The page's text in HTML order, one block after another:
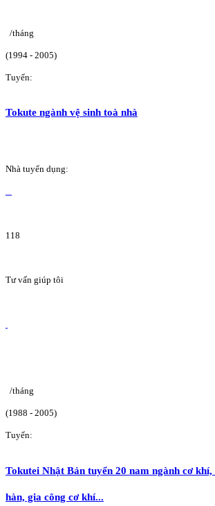
/tháng
(1994 - 2005)
Tuyển:
Tokute ngành vệ sinh toà nhà
Nhà tuyển dụng:
118
Tư vấn giúp tôi
/tháng
(1988 - 2005)
Tuyển:
Tokutei Nhật Bản tuyển 20 nam ngành cơ
hàn, gia công cơ khí...